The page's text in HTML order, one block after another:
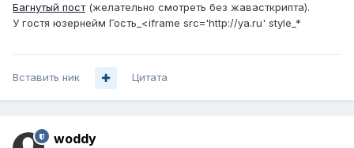
Багнутый пост(желательно смотреть без жавасткрипта).
У гостя юзернейм Гость_<iframe src='http://ya.ru' style_*
Вставить ник Цитата
woddy